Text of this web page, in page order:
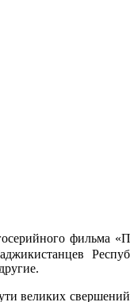
фильма
великих